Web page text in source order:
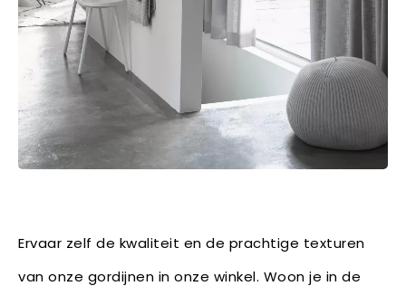
Ervaar zelf de kwaliteit en de prachtige texturen
van onze gordijnen in onze winkel. Woon je in de